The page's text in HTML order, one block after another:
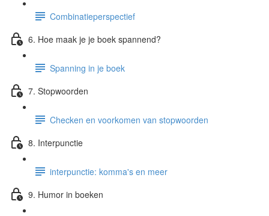
Combinatieperspectief
6. Hoe maak je je boek spannend?
Spanning in je boek
7. Stopwoorden
Checken en voorkomen van stopwoorden
8. Interpunctie
interpunctie: komma's en meer
9. Humor in boeken